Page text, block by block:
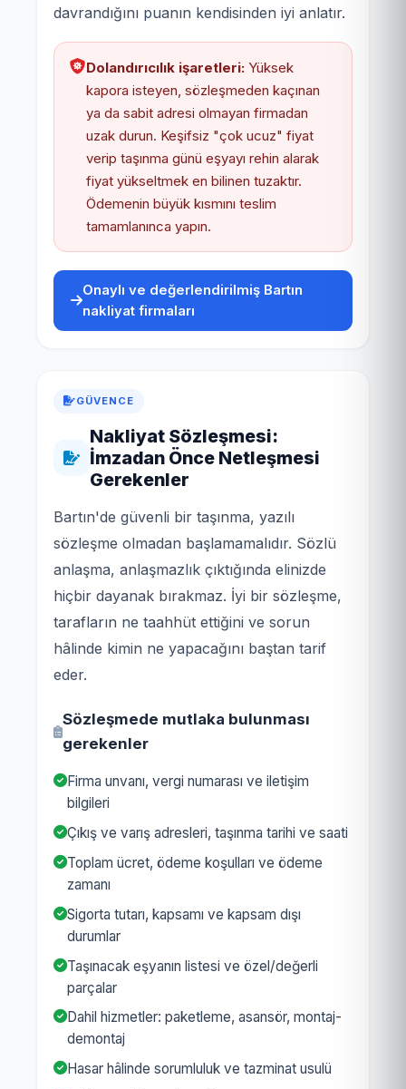
davrandığını puanın kendisinden iyi anlatır.
Dolandırıcılık işaretleri: Yüksek
kapora isteyen, sözleşmeden kaçınan
ya da sabit adresi olmayan firmadan
uzak durun. Keşifsiz "çok ucuz" fiyat
verip taşınma günü eşyayı rehin alarak
fiyat yükseltmek en bilinen tuzaktır.
Ödemenin büyük kısmını teslim
tamamlanınca yapın.
Onaylı ve değerlendirilmiş Bartın
nakliyat firmaları
GÜVENCE
Nakliyat Sözleşmesi:
İmzadan Önce Netleşmesi
Gerekenler
Bartın'de güvenli bir taşınma, yazılı
sözleşme olmadan başlamamalıdır. Sözlü
anlaşma, anlaşmazlık çıktığında elinizde
hiçbir dayanak bırakmaz. İyi bir sözleşme,
tarafların ne taahhüt ettiğini ve sorun
hâlinde kimin ne yapacağını baştan tarif
eder.
Sözleşmede mutlaka bulunması
gerekenler
Firma unvanı, vergi numarası ve iletişim
bilgileri
Çıkış ve varış adresleri, taşınma tarihi ve saati
Toplam ücret, ödeme koşulları ve ödeme
zamanı
Sigorta tutarı, kapsamı ve kapsam dışı
durumlar
Taşınacak eşyanın listesi ve özel/değerli
parçalar
Dahil hizmetler: paketleme, asansör, montaj-
demontaj
Hasar hâlinde sorumluluk ve tazminat usulü